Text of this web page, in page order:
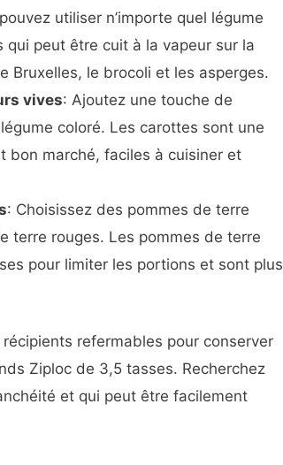
utiliser n’importe quel légume
peut être cuit à la vapeur sur la
Bruxelles, le brocoli et les asperges.
vives: Ajoutez une touche de
coloré. Les carottes sont une
bon marché, faciles à cuisiner et
: Choisissez des pommes de terre
terre rouges. Les pommes de terre
pour limiter les portions et sont plus
refermables pour conserver
Ziploc de 3,5 tasses. Recherchez
et qui peut être facilement